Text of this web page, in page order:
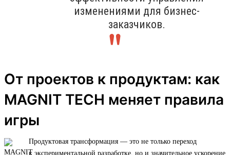
изменениями для бизнес-
заказчиков.
От проектов к продуктам: как
MAGNIT TECH меняет правила
игры
Продуктовая трансформация — это не только переход
к экспериментальной разработке, но и значительное ускорение